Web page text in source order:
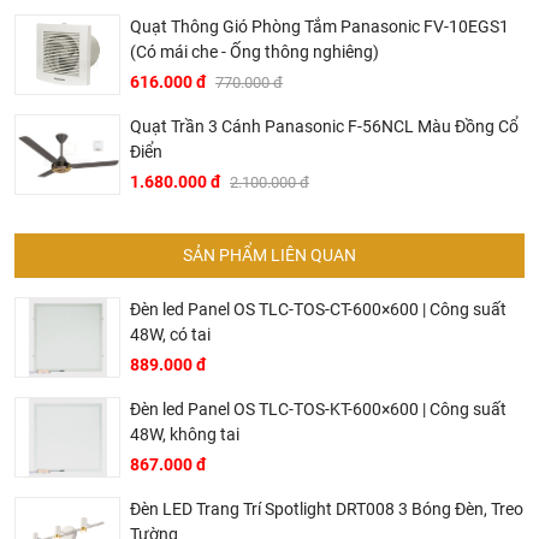
bán tốt nhất trong thị trường so với sản phẩm + dịch vụ
mà khách hàng nhận được. Bời vì Khali Nguyễn muốn
Dịch vụ riêng của Khali Nguyễn dành cho khách hàng:
Khảo sát công trình, để hỗ trợ khách hàng chọn sản
phẩm đúng và phù hợp cũng như đưa ra các lời
Quạt Thông Gió Phòng Tắm Panasonic FV-10EGS1
(Có mái che - Ống thông nghiêng)
616.000 đ 770.000 đ
Quạt Trần 3 Cánh Panasonic F-56NCL Màu Đồng Cổ
Điển
1.680.000 đ 2.100.000 đ
SẢN PHẨM LIÊN QUAN
Đèn led Panel OS TLC-TOS-CT-600×600 | Công suất
48W, có tai
889.000 đ
Đèn led Panel OS TLC-TOS-KT-600×600 | Công suất
48W, không tai
867.000 đ
Đèn LED Trang Trí Spotlight DRT008 3 Bóng Đèn, Treo
Tường